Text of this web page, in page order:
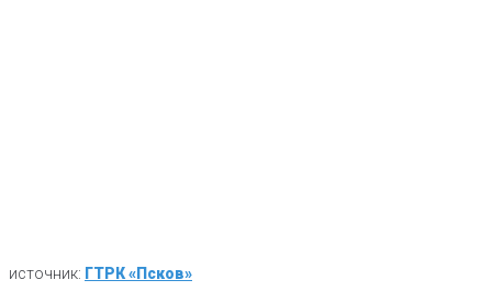
источник: ГТРК «Псков»